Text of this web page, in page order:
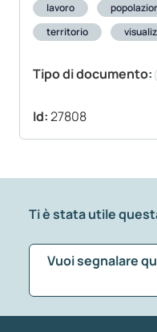
lavoro
territorio
Tipo di documento:
Id:27808
Ti è stata utile
Vuoi segnalare